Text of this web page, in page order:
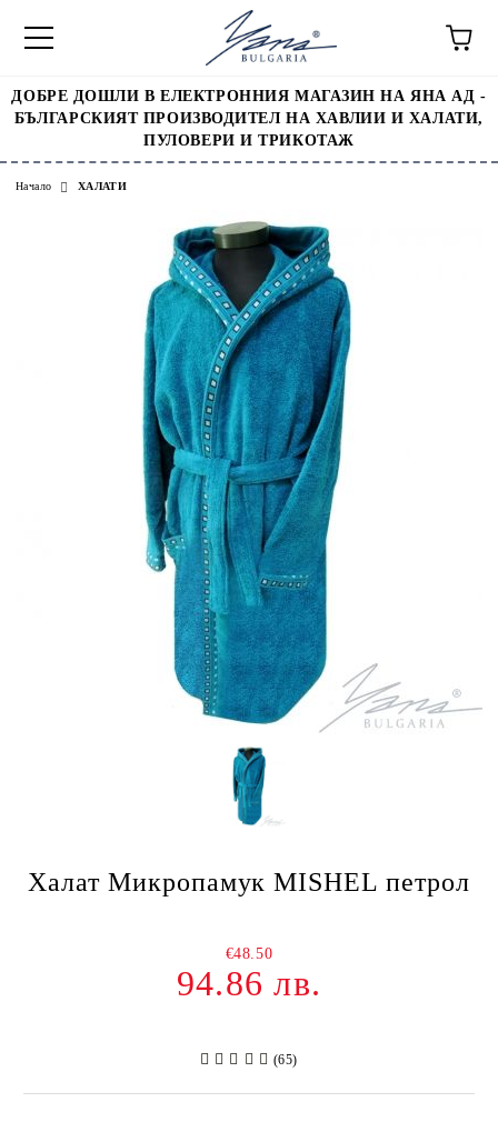
ДОБРЕ ДОШЛИ В ЕЛЕКТРОННИЯ МАГАЗИН НА ЯНА АД -
БЪЛГАРСКИЯТ ПРОИЗВОДИТЕЛ НА ХАВЛИИ И ХАЛАТИ,
ПУЛОВЕРИ И ТРИКОТАЖ
Начало ХАЛАТИ
Халат Микропамук MISHEL петрол
€48.50
94.86 лв.
(65)